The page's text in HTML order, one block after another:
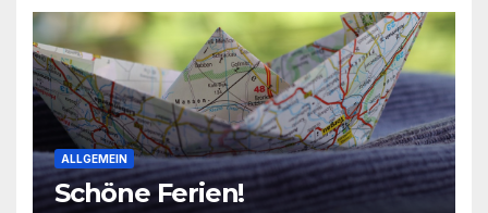
ALLGEMEIN
Schöne Ferien!